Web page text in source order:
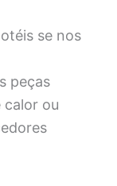
se nos
peças
calor ou